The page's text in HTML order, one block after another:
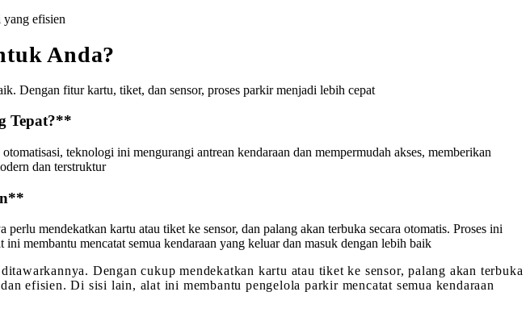
yang efisien
Anda?
Dengan fitur kartu, tiket, dan sensor, proses parkir menjadi lebih cepat
Tepat?**
teknologi ini mengurangi antrean kendaraan dan mempermudah akses, memberikan
dan terstruktur
mendekatkan kartu atau tiket ke sensor, dan palang akan terbuka secara otomatis. Proses ini
membantu mencatat semua kendaraan yang keluar dan masuk dengan lebih baik
Dengan cukup mendekatkan kartu atau tiket ke sensor, palang akan terbuka
efisien. Di sisi lain, alat ini membantu pengelola parkir mencatat semua kendaraan